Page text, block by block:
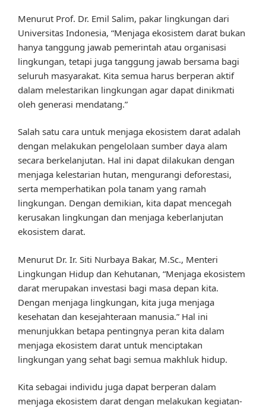
Menurut Prof. Dr. Emil Salim, pakar lingkungan dari
Universitas Indonesia, “Menjaga ekosistem darat bukan
hanya tanggung jawab pemerintah atau organisasi
lingkungan, tetapi juga tanggung jawab bersama bagi
seluruh masyarakat. Kita semua harus berperan aktif
dalam melestarikan lingkungan agar dapat dinikmati
oleh generasi mendatang.”
Salah satu cara untuk menjaga ekosistem darat adalah
dengan melakukan pengelolaan sumber daya alam
secara berkelanjutan. Hal ini dapat dilakukan dengan
menjaga kelestarian hutan, mengurangi deforestasi,
serta memperhatikan pola tanam yang ramah
lingkungan. Dengan demikian, kita dapat mencegah
kerusakan lingkungan dan menjaga keberlanjutan
ekosistem darat.
Menurut Dr. Ir. Siti Nurbaya Bakar, M.Sc., Menteri
Lingkungan Hidup dan Kehutanan, “Menjaga ekosistem
darat merupakan investasi bagi masa depan kita.
Dengan menjaga lingkungan, kita juga menjaga
kesehatan dan kesejahteraan manusia.” Hal ini
menunjukkan betapa pentingnya peran kita dalam
menjaga ekosistem darat untuk menciptakan
lingkungan yang sehat bagi semua makhluk hidup.
Kita sebagai individu juga dapat berperan dalam
menjaga ekosistem darat dengan melakukan kegiatan-